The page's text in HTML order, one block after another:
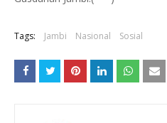
Tags: Jambi Nasional Sosial